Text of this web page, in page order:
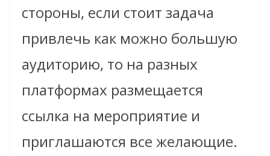
стороны, если стоит задача
привлечь как можно большую
аудиторию, то на разных
платформах размещается
ссылка на мероприятие и
приглашаются все желающие.